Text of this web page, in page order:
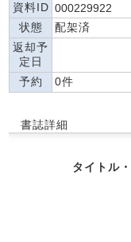
資料ID 000229922
状態
配架済
返却予
定日
予約
0件
書誌詳細
タイトル